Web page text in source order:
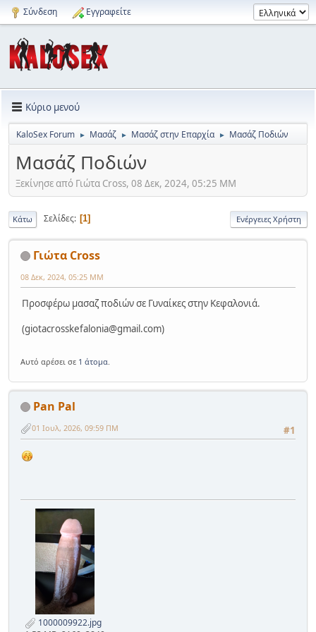
Σύνδεση Εγγραφείτε
Κύριο μενού
KaloSex Forum ► Μασάζ ► Μασάζ στην Επαρχία ► Μασάζ Ποδιών
Μασάζ Ποδιών
Ξεκίνησε από Γιώτα Cross, 08 Δεκ, 2024, 05:25 ΜΜ
Κάτω Σελίδες 1 Ενέργειες Χρήστη
Γιώτα Cross
08 Δεκ, 2024, 05:25 ΜΜ
Προσφέρω μασαζ ποδιών σε Γυναίκες στην Κεφαλονιά.
(giotacrosskefalonia@gmail.com)
Αυτό αρέσει σε 1 άτομα
Pan Pal
#1
01 Ιουλ, 2026, 09:59 ΠΜ
1000009922.jpg